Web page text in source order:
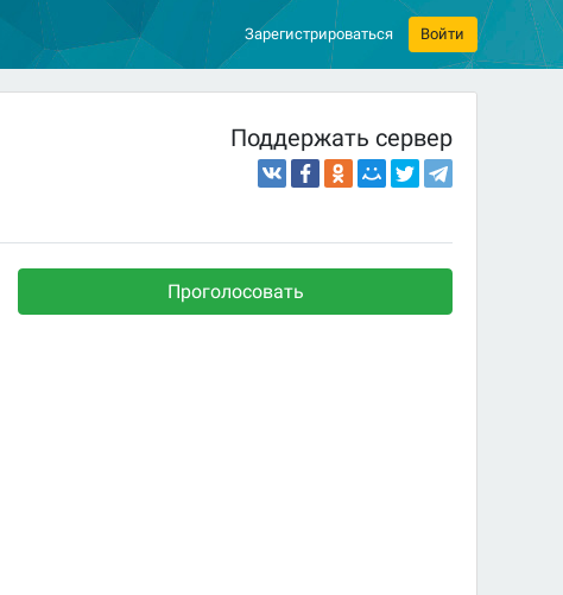
Зарегистрироваться Войти
Поддержать сервер
Проголосовать